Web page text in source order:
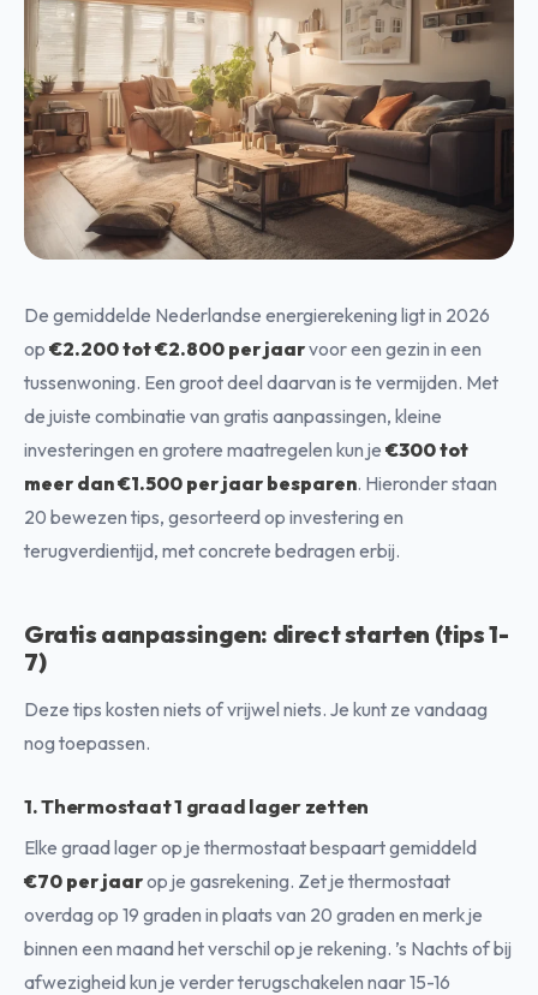
De gemiddelde Nederlandse energierekening ligt in 2026
op €2.200 tot €2.800 per jaarvoor een gezin in een
tussenwoning. Een groot deel daarvan is te vermijden. Met
de juiste combinatie van gratis aanpassingen, kleine
investeringen en grotere maatregelen kun je €300 tot
meer dan €1.500 per jaar besparen. Hieronder staan
20 bewezen tips, gesorteerd op investering en
terugverdientijd, met concrete bedragen erbij.
Gratis aanpassingen: direct starten (tips 1-
7)
Deze tips kosten niets of vrijwel niets. Je kunt ze vandaag
nog toepassen.
1. Thermostaat 1 graad lager zetten
Elke graad lager op je thermostaat bespaart gemiddeld
€70 per jaarop je gasrekening. Zet je thermostaat
overdag op 19 graden in plaats van 20 graden en merk je
binnen een maand het verschil op je rekening. ’s Nachts of bij
afwezigheid kun je verder terugschakelen naar 15-16